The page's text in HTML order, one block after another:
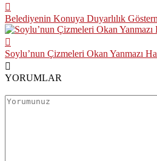
Belediyenin Konuya Duyarlılık
Soylu’nun Çizmeleri Okan Yanmazı
YORUMLAR